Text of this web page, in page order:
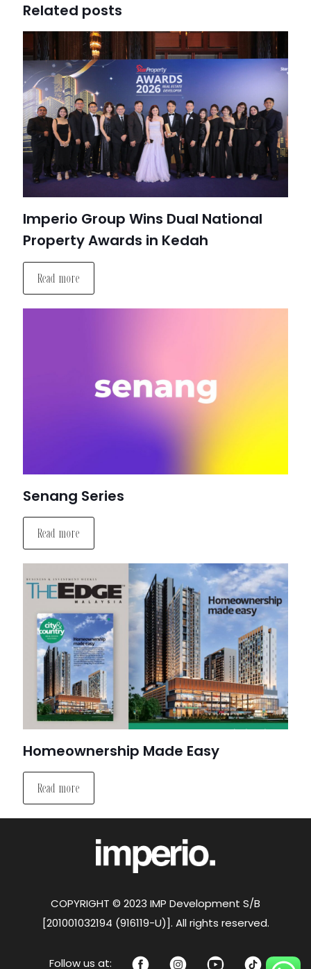
Related posts
Imperio Group Wins Dual National
Property Awards in Kedah
Read more
Senang Series
Read more
Homeownership Made Easy
Read more
COPYRIGHT © 2023 IMP Development S/B
[201001032194 (916119-U)]. All rights reserved.
Follow us at: